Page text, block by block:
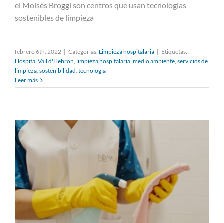
tecnologías sostenibles en los
servicios de limpieza
el Moisés Broggi son centros que usan tecnologías
sostenibles de limpieza
febrero 6th, 2022 | Categorías: Limpieza hospitalaria | Etiquetas:
Hospital Vall d'Hebron, limpieza hospitalaria, medio ambiente, servicios de
limpieza, sostenibilidad, tecnología
Leer más